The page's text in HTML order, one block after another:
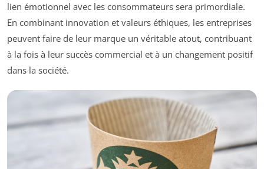
lien émotionnel avec les consommateurs sera primordiale.
En combinant innovation et valeurs éthiques, les entreprises
peuvent faire de leur marque un véritable atout, contribuant
à la fois à leur succès commercial et à un changement positif
dans la société.